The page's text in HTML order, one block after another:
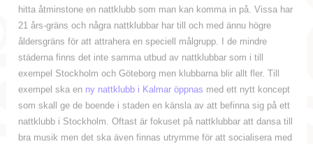
hitta åtminstone en nattklubb som man kan komma in på. Vissa har
21 års-gräns och några nattklubbar har till och med ännu högre
åldersgräns för att attrahera en speciell målgrupp. I de mindre
städerna finns det inte samma utbud av nattklubbar som i till
exempel Stockholm och Göteborg men klubbarna blir allt fler. Till
exempel ska en ny nattklubb i Kalmar öppnas med ett nytt koncept
som skall ge de boende i staden en känsla av att befinna sig på ett
nattklubb i Stockholm. Oftast är fokuset på nattklubbar att dansa till
bra musik men det ska även finnas utrymme för att socialisera med